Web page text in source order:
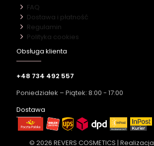
FAQ
Dostawa i płatność
Regulamin
Polityka cookies
Obsługa klienta
+48 734 492 557
Poniedziałek – Piątek: 8:00 - 17:00
Dostawa
© 2026 REVERS COSMETICS | Realizacja